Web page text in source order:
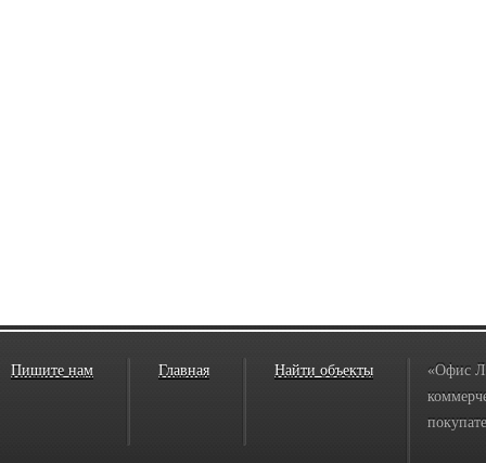
Пишите нам Главная Найти объекты
«Офис